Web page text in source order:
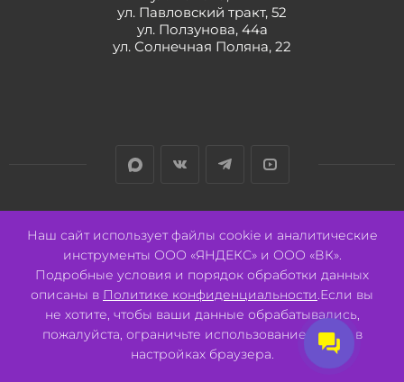
ул. Павловский тракт, 52
ул. Ползунова, 44а
ул. Солнечная Поляна, 22
2026 © ООО "СВК"/ 656064 г. Барнаул, ул. Павловский тракт, 52.
ИНН 2221130516 ОГРН 1082221000531.
Pulse - сеть магазинов для активных
Разработано:Авалон
Наш сайт использует файлы cookie и аналитические
инструменты ООО «ЯНДЕКС» и ООО «ВК».
Подробные условия и порядок обработки данных
описаны в Политике конфиденциальности.Если вы
не хотите, чтобы ваши данные обрабатывались,
пожалуйста, ограничьте использование cookie в
настройках браузера.